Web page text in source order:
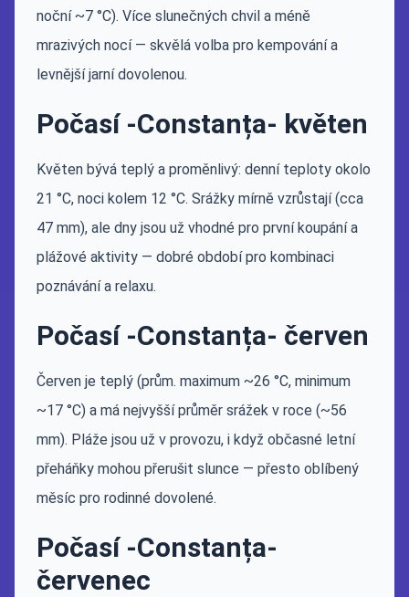
noční ~7 °C). Více slunečných chvil a méně
mrazivých nocí — skvělá volba pro kempování a
levnější jarní dovolenou.
Počasí -Constanța- květen
Květen bývá teplý a proměnlivý: denní teploty okolo
21 °C, noci kolem 12 °C. Srážky mírně vzrůstají (cca
47 mm), ale dny jsou už vhodné pro první koupání a
plážové aktivity — dobré období pro kombinaci
poznávání a relaxu.
Počasí -Constanța- červen
Červen je teplý (prům. maximum ~26 °C, minimum
~17 °C) a má nejvyšší průměr srážek v roce (~56
mm). Pláže jsou už v provozu, i když občasné letní
přeháňky mohou přerušit slunce — přesto oblíbený
měsíc pro rodinné dovolené.
Počasí -Constanța-
červenec